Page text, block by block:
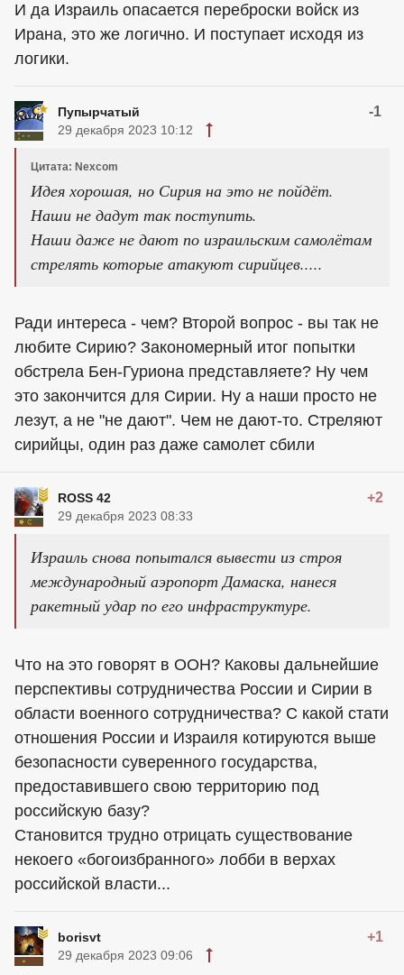
И да Израиль опасается переброски войск из
Ирана, это же логично. И поступает исходя из
логики.
Пупырчатый -1
29 декабря 2023 10:12
Цитата: Nexcom
Идея хорошая, но Сирия на это не пойдёт.
Наши не дадут так поступить.
Наши даже не дают по израильским самолётам
стрелять которые атакуют сирийцев.....
Ради интереса - чем? Второй вопрос - вы так не
любите Сирию? Закономерный итог попытки
обстрела Бен-Гуриона представляете? Ну чем
это закончится для Сирии. Ну а наши просто не
лезут, а не "не дают". Чем не дают-то. Стреляют
сирийцы, один раз даже самолет сбили
ROSS 42 +2
29 декабря 2023 08:33
Израиль снова попытался вывести из строя
международный аэропорт Дамаска, нанеся
ракетный удар по его инфраструктуре.
Что на это говорят в ООН? Каковы дальнейшие
перспективы сотрудничества России и Сирии в
области военного сотрудничества? С какой стати
отношения России и Израиля котируются выше
безопасности суверенного государства,
предоставившего свою территорию под
российскую базу?
Становится трудно отрицать существование
некоего «богоизбранного» лобби в верхах
российской власти...
borisvt +1
29 декабря 2023 09:06